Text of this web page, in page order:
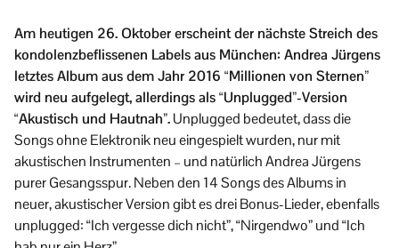
Am heutigen 26. Oktober erscheint der nächste Streich des
kondolenzbeflissenen Labels aus München: Andrea Jürgens
letztes Album aus dem Jahr 2016 “Millionen von Sternen”
wird neu aufgelegt, allerdings als “Unplugged”-Version
“Akustisch und Hautnah”.Unplugged bedeutet, dass die
Songs ohne Elektronik neu eingespielt wurden, nur mit
akustischen Instrumenten – und natürlich Andrea Jürgens
purer Gesangsspur. Neben den 14 Songs des Albums in
neuer, akustischer Version gibt es drei Bonus-Lieder, ebenfalls
unplugged: “Ich vergesse dich nicht”, “Nirgendwo” und “Ich